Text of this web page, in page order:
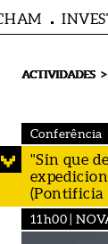
ACTIVIDADES >
Conferência
"Sin que
(Pontificia
11h00 |